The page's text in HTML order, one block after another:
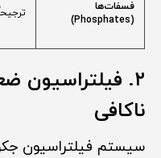
فسفات‌ها
(Phosphates)
۲. فیلتراسیون
ناکافی
سیستم فیلتراسیون